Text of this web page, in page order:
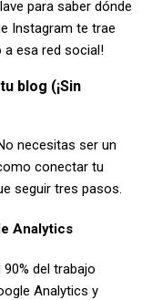
para saber dónde
Instagram te trae
a esa red social!
blog (¡Sin
necesitas ser un
conectar tu
seguir tres pasos.
Analytics
del trabajo
Analytics y